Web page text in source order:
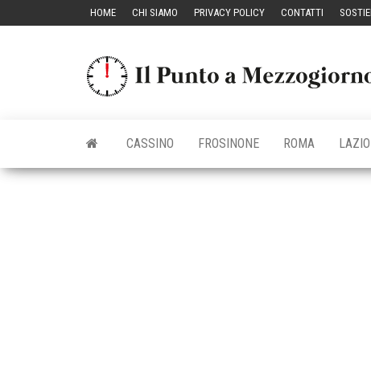
HOME CHI SIAMO PRIVACY POLICY CONTATTI
CASSINO FROSINONE ROMA LAZIO